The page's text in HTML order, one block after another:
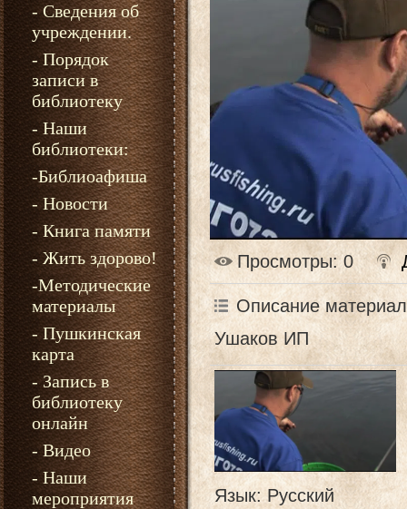
- Сведения об
учреждении.
- Порядок
записи в
библиотеку
- Наши
библиотеки:
-Библиоафиша
- Новости
- Книга памяти
- Жить здорово!
-Методические
материалы
- Пушкинская
карта
- Запись в
библиотеку
онлайн
- Видео
- Наши
мероприятия
Просмотры: 0
Описание
Ушаков ИП
Язык: Русский